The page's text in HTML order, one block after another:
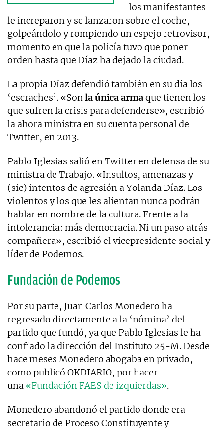
los manifestantes
le increparon y se lanzaron sobre el coche,
golpeándolo y rompiendo un espejo retrovisor,
momento en que la policía tuvo que poner
orden hasta que Díaz ha dejado la ciudad.
La propia Díaz defendió también en su día los
‘escraches’. «Sonla única armaque tienen los
que sufren la crisis para defenderse», escribió
la ahora ministra en su cuenta personal de
Twitter, en 2013.
Pablo Iglesias salió en Twitter en defensa de su
ministra de Trabajo. «Insultos, amenazas y
(sic) intentos de agresión a Yolanda Díaz. Los
violentos y los que les alientan nunca podrán
hablar en nombre de la cultura. Frente a la
intolerancia: más democracia. Ni un paso atrás
compañera», escribió el vicepresidente social y
líder de Podemos.
Fundación de Podemos
Por su parte, Juan Carlos Monedero ha
regresado directamente a la ‘nómina’ del
partido que fundó, ya que Pablo Iglesias le ha
confiado la dirección del Instituto 25-M. Desde
hace meses Monedero abogaba en privado,
como publicó OKDIARIO, por hacer
una «Fundación FAES de izquierdas».
Monedero abandonó el partido donde era
secretario de Proceso Constituyente y